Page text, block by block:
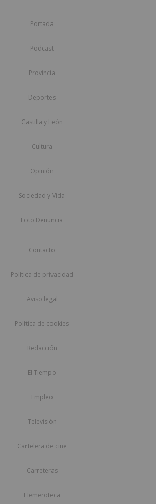
Portada
Podcast
Provincia
Deportes
Castilla y León
Cultura
Opinión
Sociedad y Vida
Foto Denuncia
Contacto
Política de privacidad
Aviso legal
Política de cookies
Redacción
El Tiempo
Empleo
Televisión
Cartelera de cine
Carreteras
Hemeroteca